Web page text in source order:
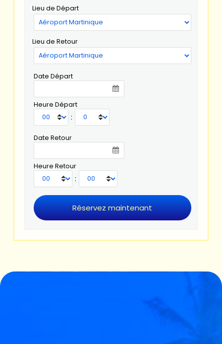
Lieu de Départ
Lieu de Retour
Date Départ
Heure Départ
:
Date Retour
Heure Retour
: